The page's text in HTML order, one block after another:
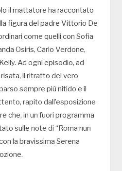
il mattatore ha raccontato
figura del padre Vittorio De
come quelli con Sofia
Osiris, Carlo Verdone,
Ad ogni episodio, ad
il ritratto del vero
sempre più nitido e il
rapito dall’esposizione
che, in un fuori programma
sulle note di “Roma nun
la bravissima Serena